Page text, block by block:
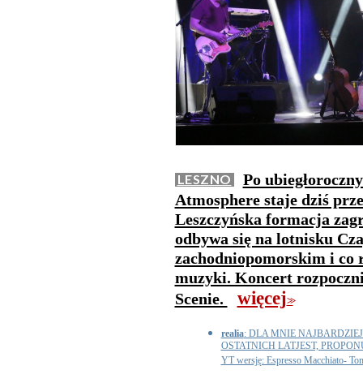
LESZNO
Po
Atmosphere staje dziś
Leszczyńska formacja
odbywa się na lotnisku
zachodniopomorskim i co
muzyki. Koncert
Scenie.
więcej>>
realia: DLA MNIE
OSTATNICH LATJEST,
YT wersję: Espresso Macchiato-